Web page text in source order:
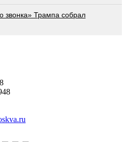
звонка» Трампа собрал